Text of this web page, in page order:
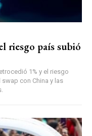
riesgo país subió
1% y el riesgo
swap con China y las